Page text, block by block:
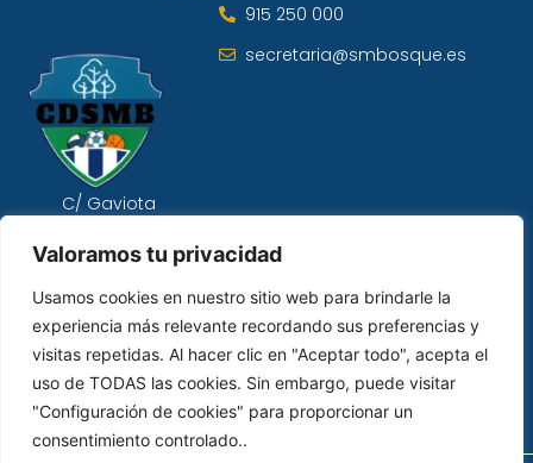
Valoramos tu privacidad
Usamos cookies en nuestro sitio web para brindarle la
experiencia más relevante recordando sus preferencias y
visitas repetidas. Al hacer clic en "Aceptar todo", acepta el
uso de TODAS las cookies. Sin embargo, puede visitar
"Configuración de cookies" para proporcionar un
consentimiento controlado..
C/ Gaviota
Madrid
915 250 000
915 250 000
secretaria@smbosque.es